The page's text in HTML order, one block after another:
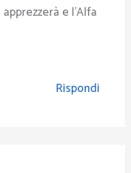
e l’Alfa
Rispondi